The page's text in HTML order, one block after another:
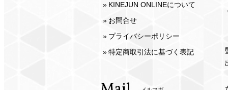
KINEJUN ONLINEについて
お問合せ
プライバシーポリシー
特定商取引法に基づく表記